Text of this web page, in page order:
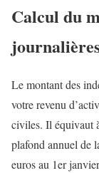
Calcul du
Le montant des
votre revenu
civiles. Il équivaut
plafond annuel de
euros au 1er